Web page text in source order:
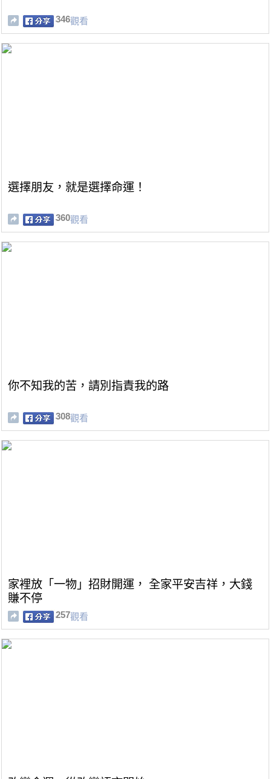
346觀看
選擇朋友，就是選擇命運！
360觀看
你不知我的苦，請別指責我的路
308觀看
家裡放「一物」招財開運， 全家平安吉祥，大錢
賺不停
257觀看